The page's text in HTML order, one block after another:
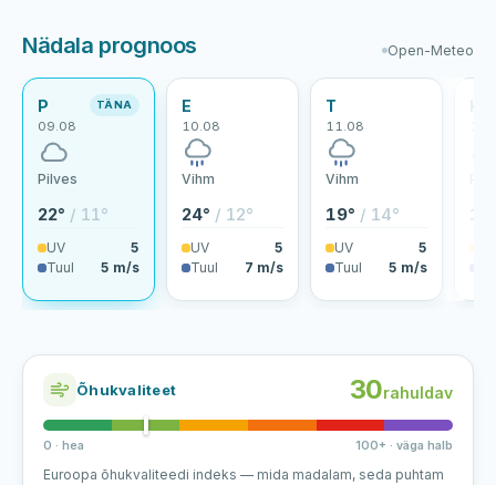
Nädala prognoos Open-Meteo
P
09.08
TÄNA
Pilves
22° / 11°
UV
5
Tuul
5 m/s
E
10.08
Vihm
24° / 12°
UV
5
Tuul
7 m/s
T
11.08
Vihm
19° / 14°
UV
5
Tuul
5 m/s
K
Õhukvaliteet 30rahuldav
0 · hea 100+ · väga halb
Euroopa õhukvaliteedi indeks — mida madalam, seda puhtam